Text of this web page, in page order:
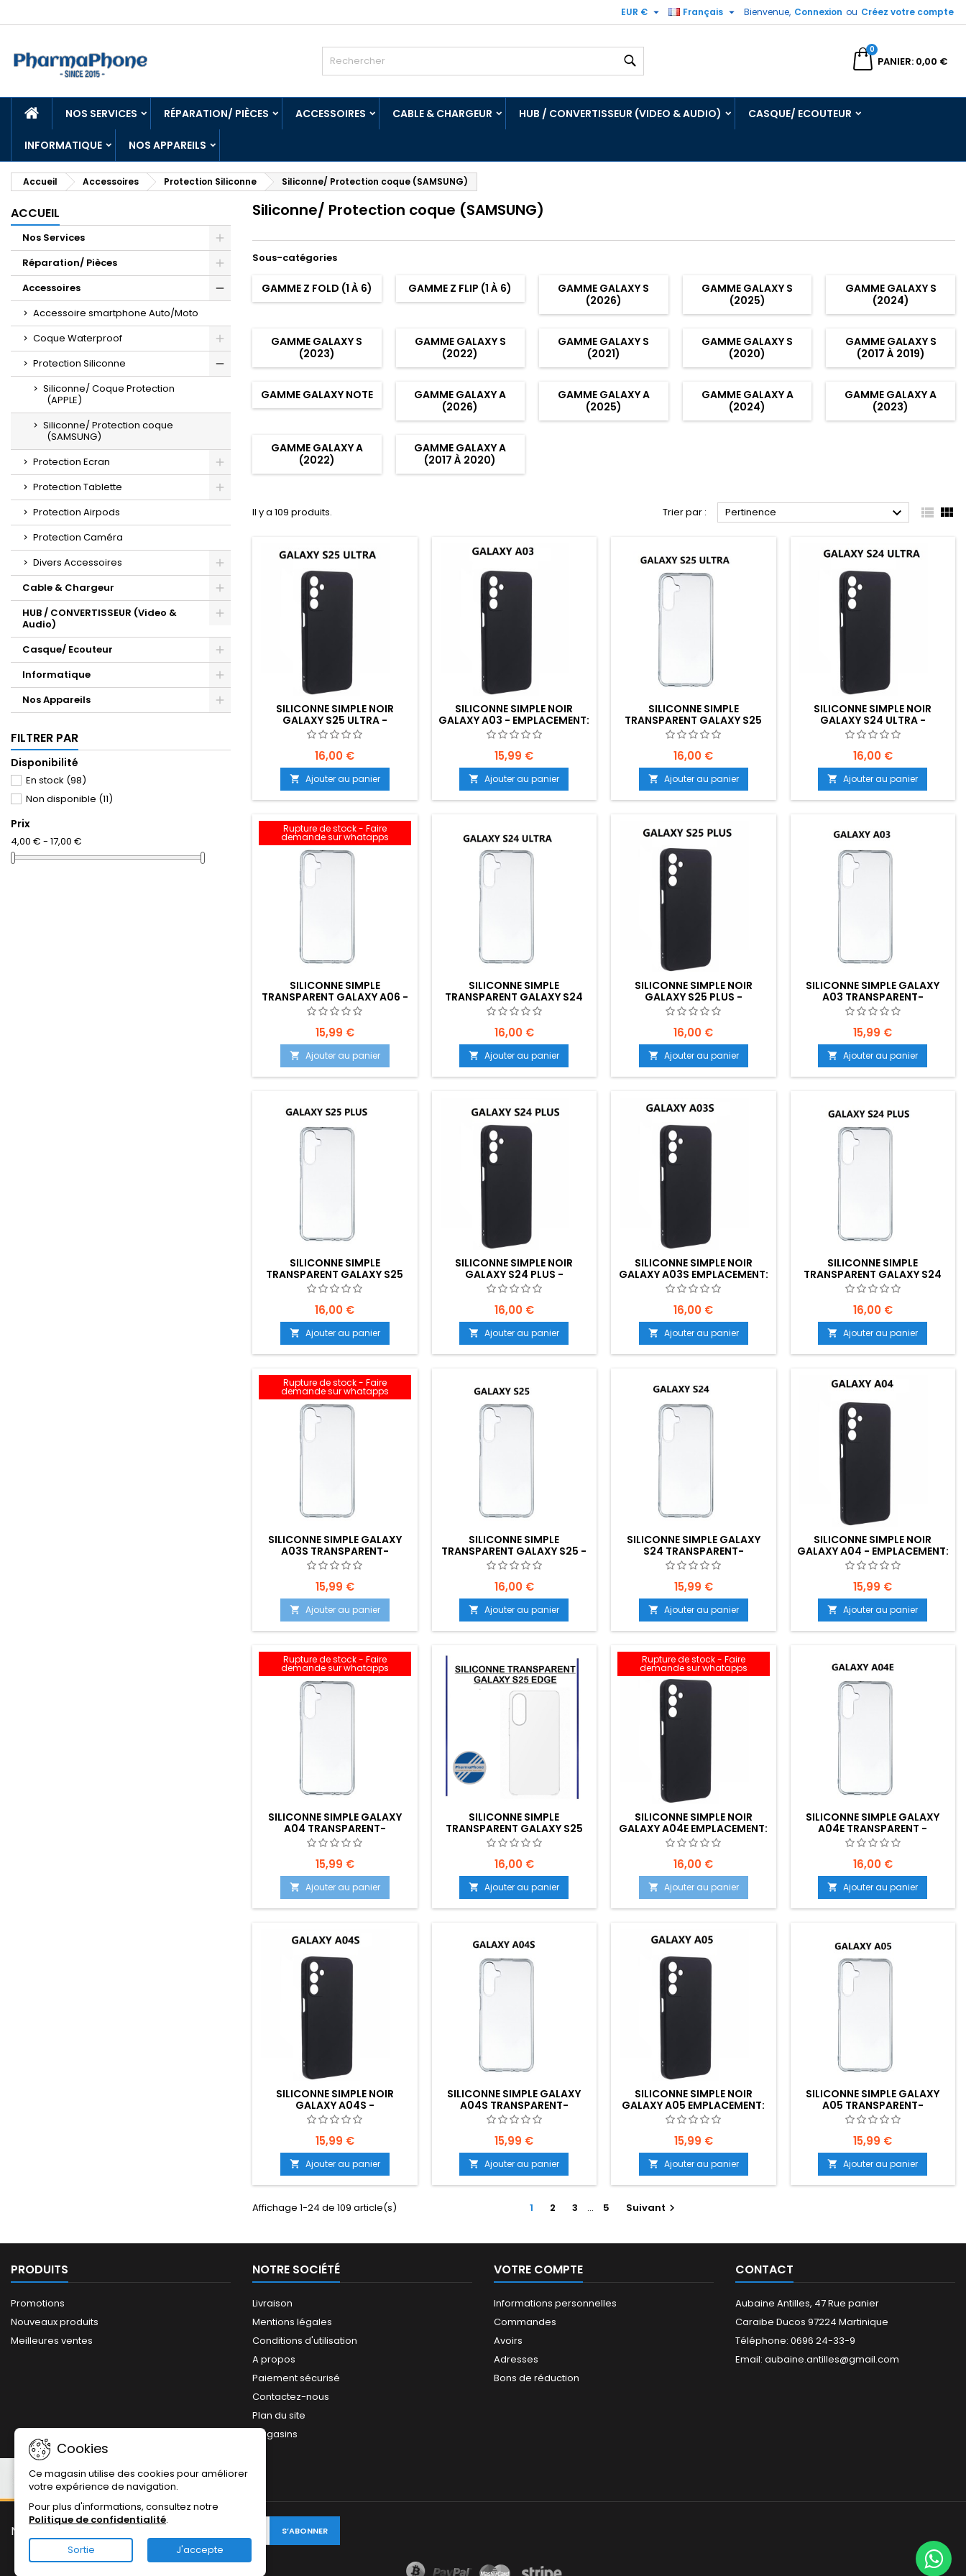
Bienvenue, Connexion ou Créez votre compte
Français 
EUR € 
PANIER
0
0,00 €
ACCUEILNOS SERVICES RÉPARATION/ PIÈCES ACCESSOIRES CABLE & CHARGEUR HUB / CONVERTISSEUR (VIDEO & AUDIO) CASQUE/ ECOUTEUR
INFORMATIQUE NOS APPAREILS
Accueil Accessoires Protection Siliconne Siliconne/ Protection coque (SAMSUNG)
ACCUEIL
Nos Services
Réparation/ Pièces
Accessoires
Accessoire smartphone Auto/Moto
Coque Waterproof
Protection Siliconne
Siliconne/ Coque Protection
(APPLE)
Siliconne/ Protection coque
(SAMSUNG)
Protection Ecran
Protection Tablette
Protection Airpods
Protection Caméra
Divers Accessoires
Cable & Chargeur
HUB / CONVERTISSEUR (Video &
Audio)
Casque/ Ecouteur
Informatique
Nos Appareils
FILTRER PAR
Disponibilité
En stock (98)
Non disponible (11)
Prix
4,00 € - 17,00 €
Siliconne/ Protection coque (SAMSUNG)
Sous-catégories
GAMME Z FOLD (1 À 6) GAMME Z FLIP (1 À 6)
GAMME GALAXY S
(2026)
GAMME GALAXY S
(2025)
GAMME GALAXY S
(2024)
GAMME GALAXY S
(2023)
GAMME GALAXY S
(2022)
GAMME GALAXY S
(2021)
GAMME GALAXY S
(2020)
GAMME GALAXY S
(2017 À 2019)
GAMME GALAXY NOTE
GAMME GALAXY A
(2026)
GAMME GALAXY A
(2025)
GAMME GALAXY A
(2024)
GAMME GALAXY A
(2023)
GAMME GALAXY A
(2022)
GAMME GALAXY A
(2017 À 2020)
Il y a 109 produits. Trier par : Pertinence   
SILICONNE SIMPLE NOIR
GALAXY S25 ULTRA -
EMPLACEMENT: Z02-B30-E04
16,00 €
 Ajouter au panier
SILICONNE SIMPLE NOIR
GALAXY A03 - EMPLACEMENT:
Z02-B80-E09
15,99 €
 Ajouter au panier
SILICONNE SIMPLE
TRANSPARENT GALAXY S25
ULTRA - EMPLACEMENT: Z02-
B30-E04
16,00 €
 Ajouter au panier
SILICONNE SIMPLE NOIR
GALAXY S24 ULTRA -
EMPLACEMENT: Z02-B30-E04
16,00 €
 Ajouter au panier
Rupture de stock - Faire
demande sur whatapps
SILICONNE SIMPLE
TRANSPARENT GALAXY A06 -
EMPLACEMENT: Z02-B70-E04
15,99 €
 Ajouter au panier
SILICONNE SIMPLE
TRANSPARENT GALAXY S24
ULTRA - EMPLACEMENT: Z02-
B30-E04
16,00 €
 Ajouter au panier
SILICONNE SIMPLE NOIR
GALAXY S25 PLUS -
EMPLACEMENT: Z02-B30-E04
16,00 €
 Ajouter au panier
SILICONNE SIMPLE GALAXY
A03 TRANSPARENT-
EMPLACEMENT: Z02-B80-E09
15,99 €
 Ajouter au panier
SILICONNE SIMPLE
TRANSPARENT GALAXY S25
PLUS - EMPLACEMENT: Z02-
B30-E04
16,00 €
 Ajouter au panier
SILICONNE SIMPLE NOIR
GALAXY S24 PLUS -
EMPLACEMENT: Z02-B30-E04
16,00 €
 Ajouter au panier
SILICONNE SIMPLE NOIR
GALAXY A03S EMPLACEMENT:
Z02-B80-E09
16,00 €
 Ajouter au panier
SILICONNE SIMPLE
TRANSPARENT GALAXY S24
PLUS - EMPLACEMENT: Z02-
B30-E04
16,00 €
 Ajouter au panier
Rupture de stock - Faire
demande sur whatapps
SILICONNE SIMPLE GALAXY
A03S TRANSPARENT-
EMPLACEMENT: Z02-B80-E09
15,99 €
 Ajouter au panier
SILICONNE SIMPLE
TRANSPARENT GALAXY S25 -
EMPLACEMENT: Z02-B30-E04
16,00 €
 Ajouter au panier
SILICONNE SIMPLE GALAXY
S24 TRANSPARENT-
EMPLACEMENT: Z02-B30-E04
15,99 €
 Ajouter au panier
SILICONNE SIMPLE NOIR
GALAXY A04 - EMPLACEMENT:
Z02-B80-E08
15,99 €
 Ajouter au panier
Rupture de stock - Faire
demande sur whatapps
SILICONNE SIMPLE GALAXY
A04 TRANSPARENT-
EMPLACEMENT: Z02-B80-E08
15,99 €
 Ajouter au panier
SILICONNE SIMPLE
TRANSPARENT GALAXY S25
EDGE - EMPLACEMENT: Z02-
B30-E04
16,00 €
 Ajouter au panier
Rupture de stock - Faire
demande sur whatapps
SILICONNE SIMPLE NOIR
GALAXY A04E EMPLACEMENT:
16,00 €
 Ajouter au panier
SILICONNE SIMPLE GALAXY
A04E TRANSPARENT -
EMPLACEMENT: Z02-B80-E08
16,00 €
 Ajouter au panier
SILICONNE SIMPLE NOIR
GALAXY A04S -
EMPLACEMENT: Z02-B80-E08
15,99 €
 Ajouter au panier
SILICONNE SIMPLE GALAXY
A04S TRANSPARENT-
EMPLACEMENT: Z02-B80-E08
15,99 €
 Ajouter au panier
SILICONNE SIMPLE NOIR
GALAXY A05 EMPLACEMENT:
Z02-B70-E05
15,99 €
 Ajouter au panier
SILICONNE SIMPLE GALAXY
A05 TRANSPARENT-
EMPLACEMENT: Z02-B70-E05
15,99 €
 Ajouter au panier
Affichage 1-24 de 109 article(s) 1 2 3 … 5 Suivant 
PRODUITS
Promotions
Nouveaux produits
Meilleures ventes
NOTRE SOCIÉTÉ
Livraison
Mentions légales
Conditions d'utilisation
A propos
Paiement sécurisé
Contactez-nous
Plan du site
Magasins
VOTRE COMPTE
Informations personnelles
Commandes
Avoirs
Adresses
Bons de réduction
CONTACT
Aubaine Antilles, 47 Rue panier
Caraibe Ducos 97224 Martinique
Téléphone: 0696 24-33-9
Email: aubaine.antilles@gmail.com
Cookies
Ce magasin utilise des cookies pour améliorer
votre expérience de navigation.
Pour plus d'informations, consultez notre
Politique de confidentialité.
Sortie J'accepte
NEWSLETTER: